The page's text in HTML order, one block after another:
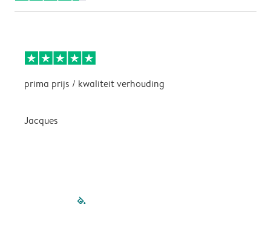
prima prijs / kwaliteit verhouding
Jacques
filled-pagination